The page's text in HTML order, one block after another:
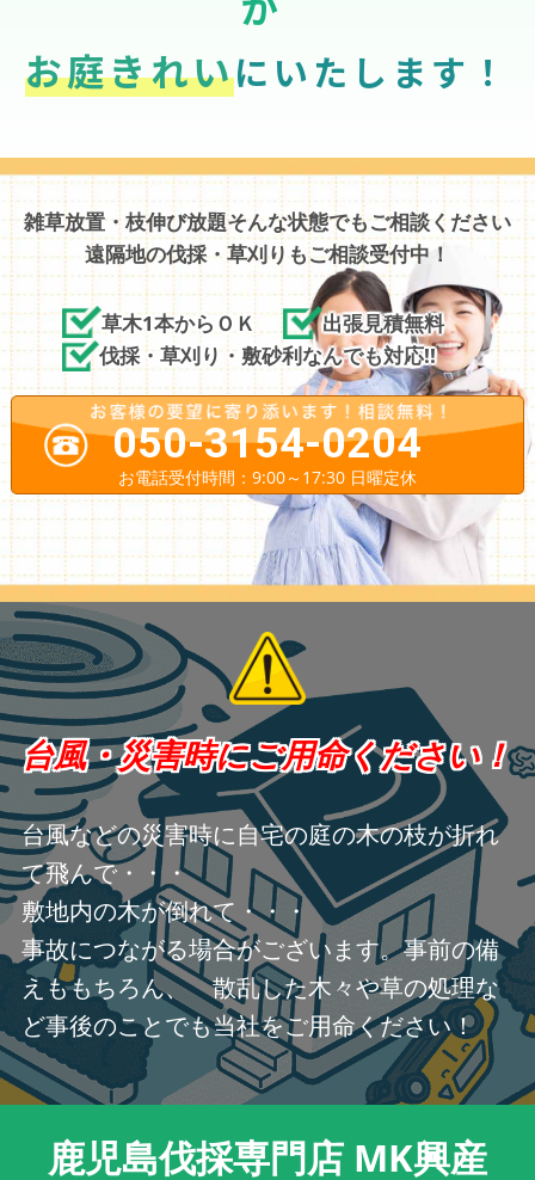
お庭きれいにいたします！
雑草放置・枝伸び放題そんな状態でもご相談ください
遠隔地の伐採・草刈りもご相談受付中！
草木1本からＯＫ
出張見積無料
伐採・草刈り・敷砂利なんでも対応!!
050-3154-0204
お電話受付時間：9:00～17:30 日曜定休
台風・災害時にご用命ください！
台風などの災害時に自宅の庭の木の枝が折れ
て飛んで・・・
敷地内の木が倒れて・・・
事故につながる場合がございます。事前の備
えももちろん、 散乱した木々や草の処理な
ど事後のことでも当社をご用命ください！
鹿児島伐採専門店 MK興産